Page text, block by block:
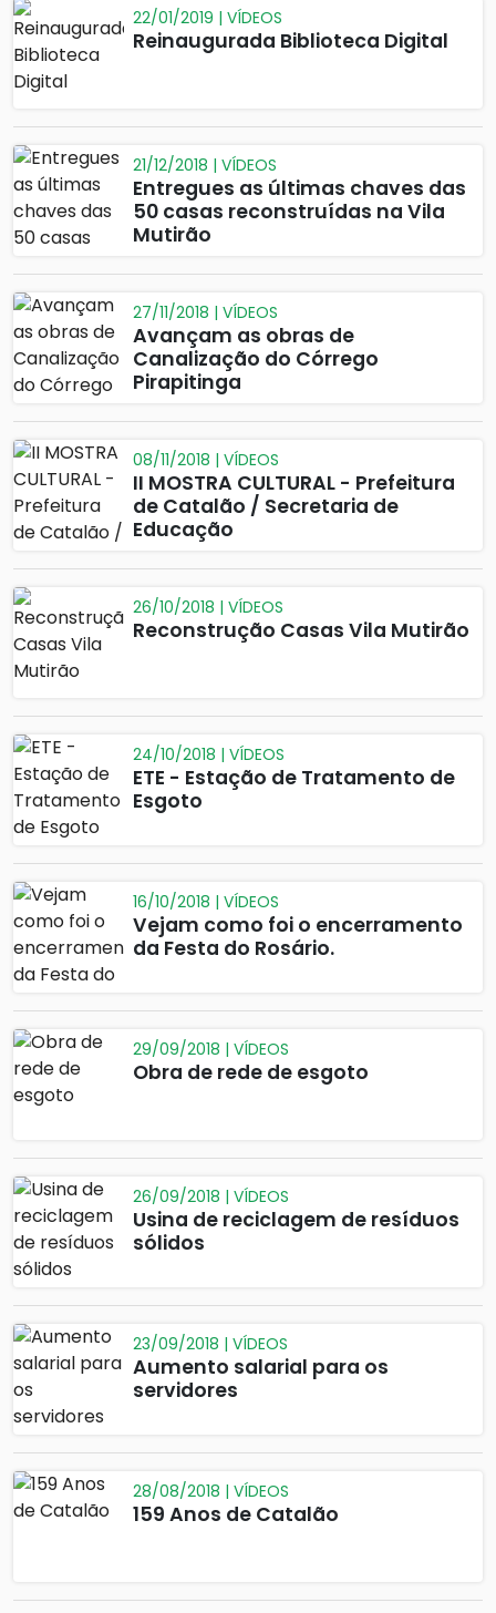
22/01/2019 | VÍDEOS
Reinaugurada Biblioteca Digital
21/12/2018 | VÍDEOS
Entregues as últimas chaves das
50 casas reconstruídas na Vila
Mutirão
27/11/2018 | VÍDEOS
Avançam as obras de
Canalização do Córrego
Pirapitinga
08/11/2018 | VÍDEOS
II MOSTRA CULTURAL - Prefeitura
de Catalão / Secretaria de
Educação
26/10/2018 | VÍDEOS
Reconstrução Casas Vila Mutirão
24/10/2018 | VÍDEOS
ETE - Estação de Tratamento de
Esgoto
16/10/2018 | VÍDEOS
Vejam como foi o encerramento
da Festa do Rosário.
29/09/2018 | VÍDEOS
Obra de rede de esgoto
26/09/2018 | VÍDEOS
Usina de reciclagem de resíduos
sólidos
23/09/2018 | VÍDEOS
Aumento salarial para os
servidores
28/08/2018 | VÍDEOS
159 Anos de Catalão